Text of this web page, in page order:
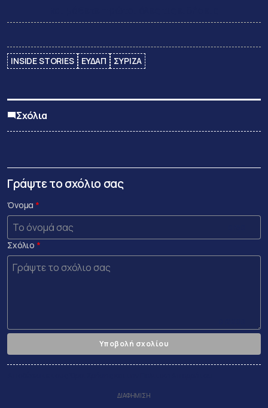
INSIDE STORIES ΕΥΔΑΠ ΣΥΡΙΖΑ
Σχόλια
Γράψτε το σχόλιο σας
Όνομα
Σχόλιο
Υποβολή σχολίου